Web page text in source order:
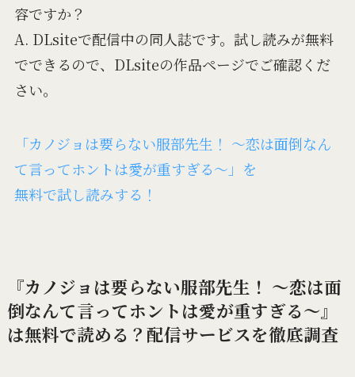
容ですか？
A. DLsiteで配信中の同人誌です。試し読みが無料
でできるので、DLsiteの作品ページでご確認くだ
さい。
「カノジョは要らない服部先生！ ～恋は面倒なん
て言ってホントは愛が重すぎる～」を
無料で試し読みする！
『カノジョは要らない服部先生！ ～恋は面
倒なんて言ってホントは愛が重すぎる～』
は無料で読める？配信サービスを徹底調査